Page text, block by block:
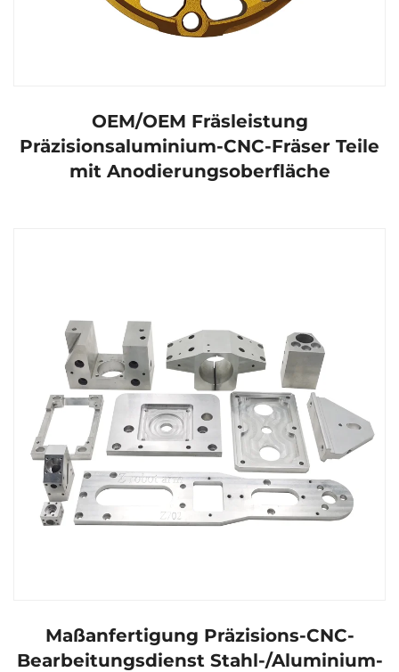
OEM/OEM Fräsleistung
Präzisionsaluminium-CNC-Fräser Teile
mit Anodierungsoberfläche
Maßanfertigung Präzisions-CNC-
Bearbeitungsdienst Stahl-/Aluminium-